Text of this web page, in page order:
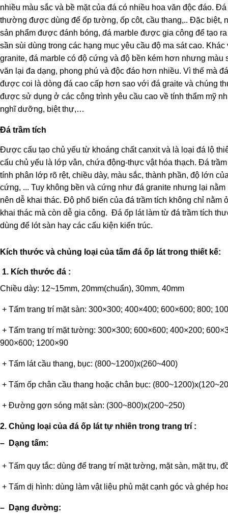
nhiều màu sắc và bề mặt của đá có nhiều hoa văn độc đáo.
thường được dùng để ốp tường, ốp côt, cầu thang,.. Đặc biệt,
sản phẩm được đánh bóng, đá marble được gia công để tạo
sần sùi dùng trong các hạng mục yêu cầu độ ma sát cao. Khác
granite, đá marble có độ cứng và độ bền kém hơn nhưng màu
văn lại đa dạng, phong phú và độc đáo hơn nhiều. Vì thế mà
được coi là dòng đá cao cấp hơn sao với đá graite và chúng
được sử dụng ở các công trình yêu cầu cao về tính thẩm mỹ
nghĩ dưỡng, biệt thự,…
Đá trầm tích
Được cấu tạo chủ yếu từ khoáng chất canxit và là loại đá lộ
cấu chủ yếu là lớp vân, chứa động-thực vật hóa thạch. Đá
tính phân lớp rõ rệt, chiều dày, màu sắc, thành phần, độ lớn
cứng, ... Tuy không bền và cứng như đá granite nhưng lại nằm
nên dễ khai thác. Độ phổ biến của đá trầm tích không chỉ nằm
khai thác mà còn dễ gia công. Đá ốp lát làm từ đá trầm tích
dùng để lót sàn hay các cấu kiện kiến trúc.
Kích thước và chủng loại của tấm đá ốp lát trong thiết kế:
1. Kích thước đá :
Chiều dày: 12~15mm, 20mm(chuẩn), 30mm, 40mm
+ Tấm trang trí mặt sàn: 300×300; 400×400; 600×600; 800;
+ Tấm trang trí mặt tường: 300×300; 600×600; 400×200;
900×600; 1200×90
+ Tấm lát cầu thang, bục: (800~1200)x(260~400)
+ Tấm ốp chân cầu thang hoặc chân bục:
+ Đường gợn sóng mặt sàn: (300~800)x(200~250)
2. Chủng loại của đá ốp lát tự nhiên trong trang trí :
– Dạng tấm:
+ Tấm quy tắc: dùng để trang trí mặt tường, mặt sàn, mặt trụ,
+ Tấm dị hình: dùng làm vật liệu phủ mặt cạnh góc và ghép
– Dạng đường: